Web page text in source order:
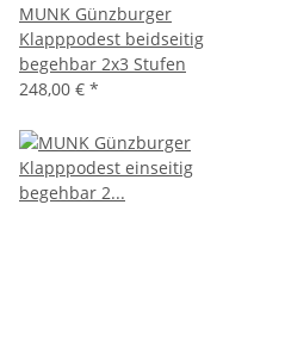
MUNK Günzburger
Klapppodest beidseitig
begehbar 2x3 Stufen
248,00 € *